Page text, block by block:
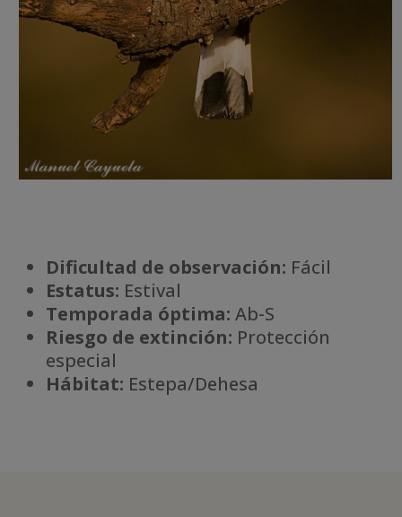
Dificultad de observación: Fácil
Estatus: Estival
Temporada óptima: Ab-S
Riesgo de extinción: Protección
especial
Hábitat: Estepa/Dehesa